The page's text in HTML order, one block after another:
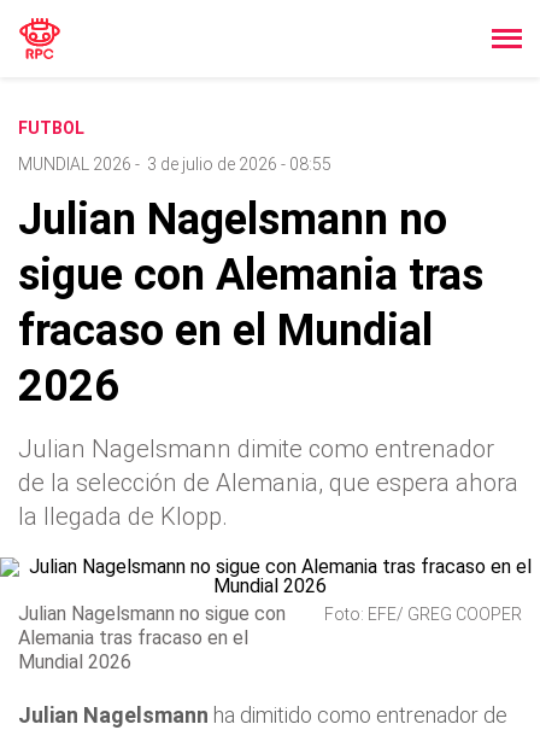
FUTBOL
MUNDIAL 2026 - 3 de julio de 2026 - 08:55
Julian Nagelsmann no
sigue con Alemania tras
fracaso en el Mundial
2026
Julian Nagelsmann dimite como entrenador
de la selección de Alemania, que espera ahora
la llegada de Klopp.
Julian Nagelsmann no sigue con
Alemania tras fracaso en el
Mundial 2026
Foto: EFE/ GREG COOPER
Julian Nagelsmann ha dimitido como entrenador de